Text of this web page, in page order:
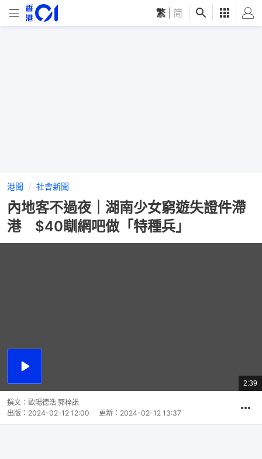
繁 简
港聞 社會新聞
內地客不過夜｜湖南少女窮遊失證件滯
港 $40瞓網吧做「特種兵」
播
總
共
2:39
撰文： 歐陽德浩 郭梓謙
出版： 2024-02-12 12:00 更新： 2024-02-12 13:37